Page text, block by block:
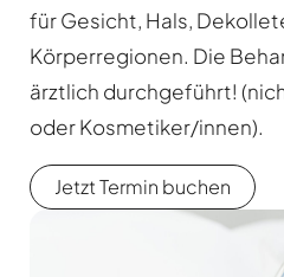
für Gesicht, Hals,
Körperregionen. Die
ärztlich durchgeführt!
oder Kosmetiker/innen).
Jetzt Termin buchen